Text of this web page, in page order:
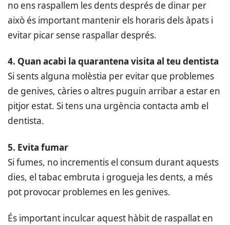
no ens raspallem les dents després de dinar per
això és important mantenir els horaris dels àpats i
evitar picar sense raspallar després.
4. Quan acabi la quarantena visita al teu dentista
Si sents alguna molèstia per evitar que problemes
de genives, càries o altres puguin arribar a estar en
pitjor estat. Si tens una urgència contacta amb el
dentista.
5. Evita fumar
Si fumes, no incrementis el consum durant aquests
dies, el tabac embruta i grogueja les dents, a més
pot provocar problemes en les genives.
És important inculcar aquest hàbit de raspallat en